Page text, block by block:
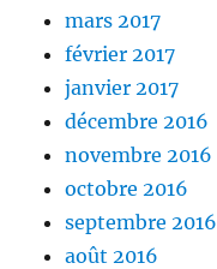
mars 2017
février 2017
janvier 2017
décembre 2016
novembre 2016
octobre 2016
septembre 2016
août 2016